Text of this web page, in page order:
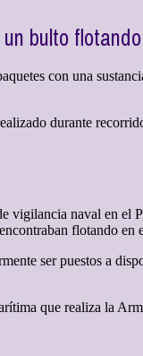
bulto
con una
durante
vigilancia naval en
flotando en
ser puestos a
que realiza la